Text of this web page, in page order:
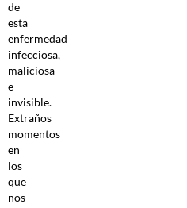
de
esta
enfermedad
infecciosa,
maliciosa
e
invisible.
Extraños
momentos
en
los
que
nos